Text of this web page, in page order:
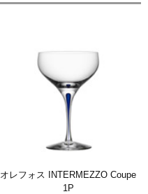
オレフォス INTERMEZZO Coupe
1P